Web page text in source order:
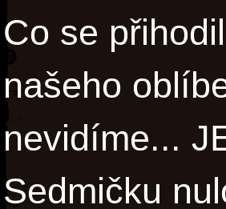
Co se
našeho
nevidíme...
Sedmičku